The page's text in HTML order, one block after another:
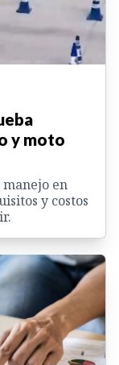
y moto
en
y costos